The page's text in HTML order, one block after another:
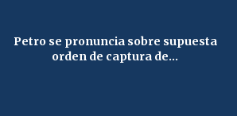
Petro se pronuncia sobre supuesta
orden de captura de...